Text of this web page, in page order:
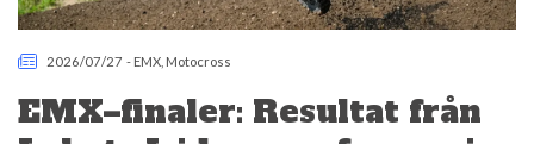
2026/07/27 - EMX Motocross
EMX–finaler: Resultat från